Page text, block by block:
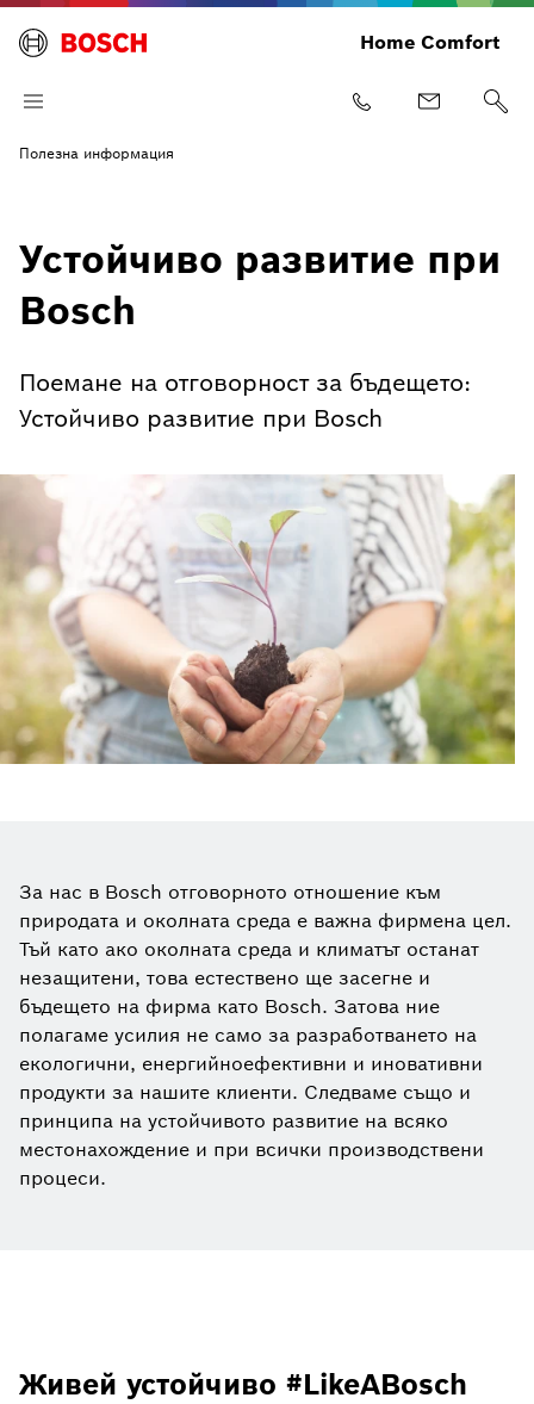
Home Comfort
Полезна информация
Устойчиво развитие при
Bosch
Поемане на отговорност за бъдещето:
Устойчиво развитие при Bosch
За нас в Bosch отговорното отношение към
природата и околната среда е важна фирмена цел.
Тъй като ако околната среда и климатът останат
незащитени, това естествено ще засегне и
бъдещето на фирма като Bosch. Затова ние
полагаме усилия не само за разработването на
екологични, енергийноефективни и иновативни
продукти за нашите клиенти. Следваме също и
принципа на устойчивото развитие на всяко
местонахождение и при всички производствени
процеси.
Живей устойчиво #LikeABosch